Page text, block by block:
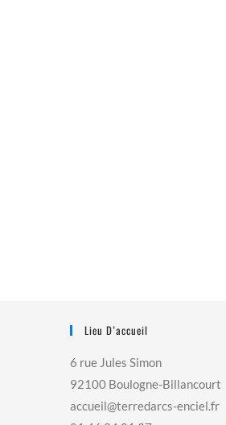
Lieu D’accueil
6 rue Jules Simon
92100 Boulogne-Billancourt
accueil@terredarcs-enciel.fr